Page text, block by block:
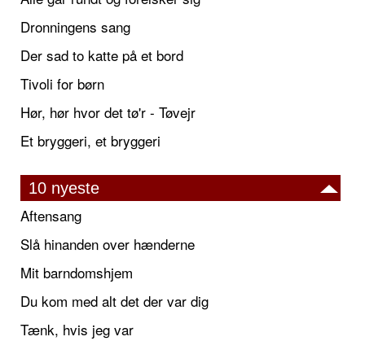
Dronningens sang
Der sad to katte på et bord
Tivoli for børn
Hør, hør hvor det tø'r - Tøvejr
Et bryggeri, et bryggeri
10 nyeste
Aftensang
Slå hinanden over hænderne
Mit barndomshjem
Du kom med alt det der var dig
Tænk, hvis jeg var